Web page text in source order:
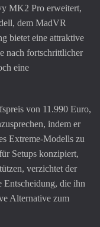
MK2 Pro erweitert,
dem MadVR
bietet eine attraktive
nach fortschrittlicher
eine
von 11.990 Euro,
indem er
Extreme-Modells zu
Setups konzipiert,
verzichtet der
Entscheidung, die ihn
Alternative zum